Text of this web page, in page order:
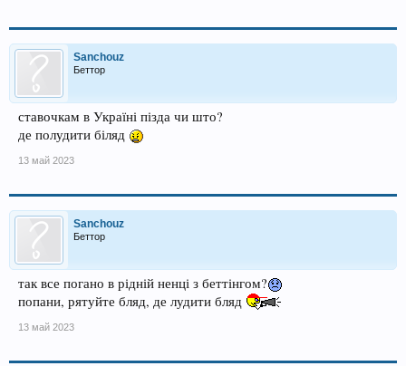
Sanchouz
Беттор
ставочкам в Україні пізда чи што?
де полудити біляд
13 май 2023
Sanchouz
Беттор
так все погано в рідній ненці з беттінгом?
попани, рятуйте бляд, де лудити бляд
13 май 2023